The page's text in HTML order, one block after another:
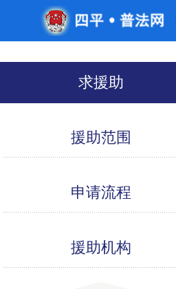
求援助
援助范围
申请流程
援助机构